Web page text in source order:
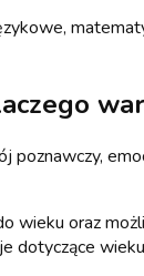
poznawczy,
wieku oraz
dotyczące